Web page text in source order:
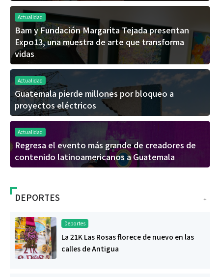
Actualidad
Bam y Fundación Margarita Tejada presentan
Expo13, una muestra de arte que transforma
vidas
Actualidad
Guatemala pierde millones por bloqueo a
proyectos eléctricos
Actualidad
Regresa el evento más grande de creadores de
contenido latinoamericanos a Guatemala
+
DEPORTES
Deportes
La 21K Las Rosas florece de nuevo en las
calles de Antigua